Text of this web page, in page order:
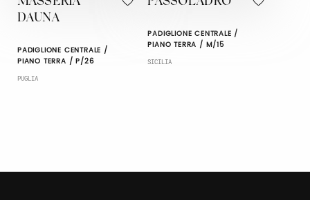
DAUNA
PADIGLIONE CENTRALE /
PIANO TERRA / P/26
PUGLIA
PADIGLIONE CENTRALE /
PIANO TERRA / M/15
SICILIA